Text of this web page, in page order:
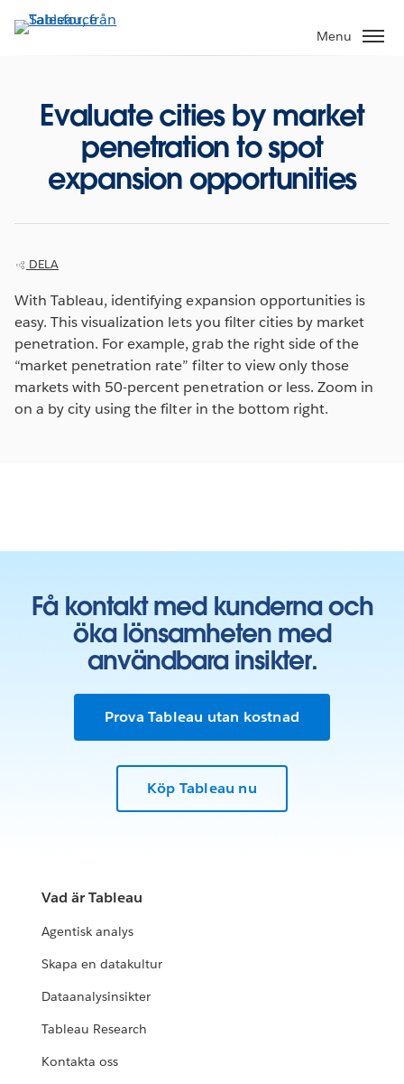
vidare
Menu
Evaluate cities by market
penetration to spot
expansion opportunities
DELA
With Tableau, identifying expansion opportunities is
easy. This visualization lets you filter cities by market
penetration. For example, grab the right side of the
“market penetration rate” filter to view only those
markets with 50-percent penetration or less. Zoom in
on a by city using the filter in the bottom right.
Få kontakt med kunderna och
öka lönsamheten med
användbara insikter.
Prova Tableau utan kostnad
Köp Tableau nu
Vad är Tableau
Agentisk analys
Skapa en datakultur
Dataanalysinsikter
Tableau Research
Kontakta oss